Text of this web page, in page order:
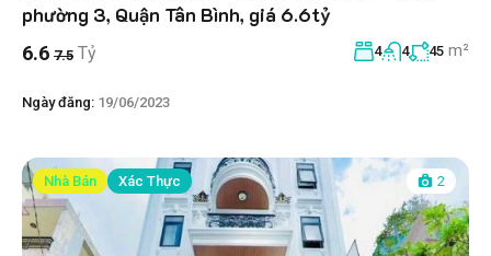
phường 3, Quận Tân Bình, giá 6.6tỷ
6.6 7.5 Tỷ 4 4 45 m²
Ngày đăng: 19/06/2023
Nhà Bán Xác Thực 2